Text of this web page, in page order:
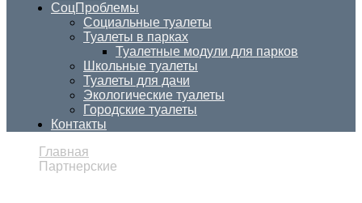
СоцПроблемы
Социальные туалеты
Туалеты в парках
Туалетные модули для парков
Школьные туалеты
Туалеты для дачи
Экологические туалеты
Городские туалеты
Контакты
Главная
Партнерские